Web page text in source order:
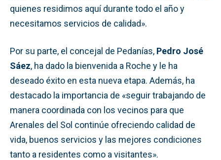
quienes residimos aquí durante todo el año y
necesitamos servicios de calidad».
Por su parte, el concejal de Pedanías, Pedro José
Sáez, ha dado la bienvenida a Roche y le ha
deseado éxito en esta nueva etapa. Además, ha
destacado la importancia de «seguir trabajando de
manera coordinada con los vecinos para que
Arenales del Sol continúe ofreciendo calidad de
vida, buenos servicios y las mejores condiciones
tanto a residentes como a visitantes».